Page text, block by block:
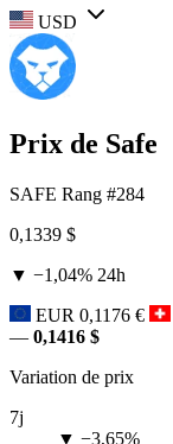
USD
Prix de Safe
SAFE Rang #284
0,1339 $
▼ −1,04% 24h
EUR 0,1176 €
— 0,1416 $
Variation de prix
7j
▼ −3,65%